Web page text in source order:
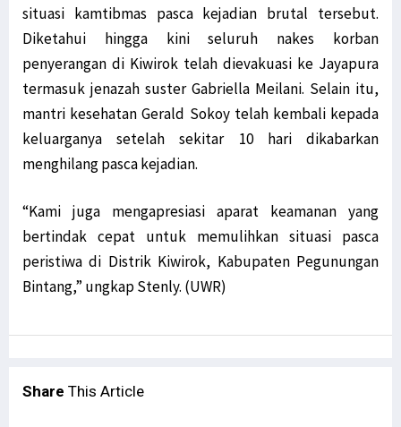
situasi kamtibmas pasca kejadian brutal tersebut.
Diketahui hingga kini seluruh nakes korban
penyerangan di Kiwirok telah dievakuasi ke Jayapura
termasuk jenazah suster Gabriella Meilani. Selain itu,
mantri kesehatan Gerald Sokoy telah kembali kepada
keluarganya setelah sekitar 10 hari dikabarkan
menghilang pasca kejadian.
“Kami juga mengapresiasi aparat keamanan yang
bertindak cepat untuk memulihkan situasi pasca
peristiwa di Distrik Kiwirok, Kabupaten Pegunungan
Bintang,” ungkap Stenly. (UWR)
Share This Article